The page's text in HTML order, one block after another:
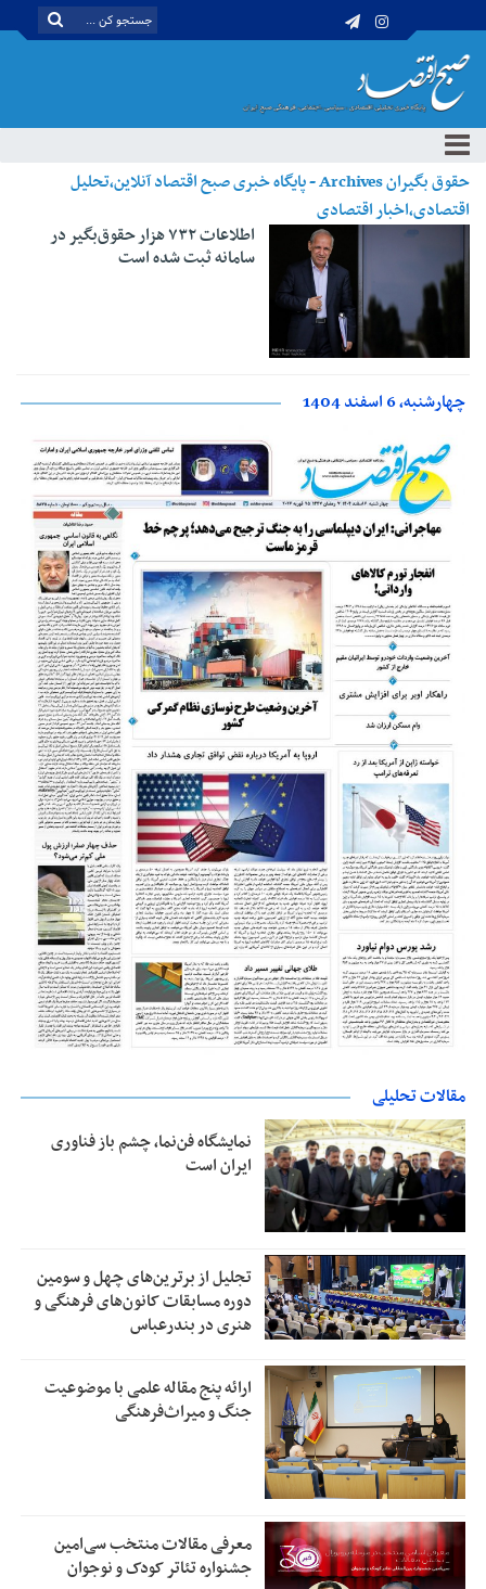
حقوق بگیران Archives - پایگاه خبری صبح اقتصاد آنلاین،تحلیل
اقتصادی،اخبار اقتصادی
اطلاعات ۷۳۲ هزار حقوق‌بگیر در
سامانه ثبت شده است
چهارشنبه، 6 اسفند 1404
مقالات تحلیلی
نمایشگاه فن‌نما، چشم باز فناوری
ایران است
تجلیل از بر‌ترین‌های چهل و سومین
دوره مسابقات کانون‌های فرهنگی و
هنری در بندرعباس
ارائه پنج مقاله علمی با موضوعیت
جنگ و میراث‌فرهنگی
معرفی مقالات منتخب سی‌امین
جشنواره تئاتر کودک و نوجوان